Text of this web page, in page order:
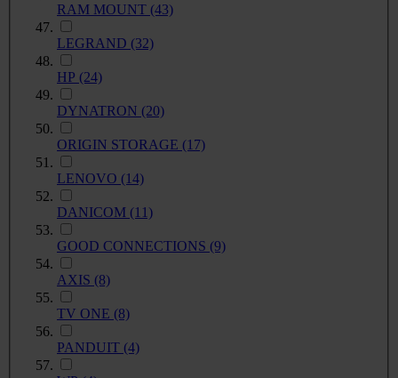
RAM MOUNT (43)
LEGRAND (32)
HP (24)
DYNATRON (20)
ORIGIN STORAGE (17)
LENOVO (14)
DANICOM (11)
GOOD CONNECTIONS (9)
AXIS (8)
TV ONE (8)
PANDUIT (4)